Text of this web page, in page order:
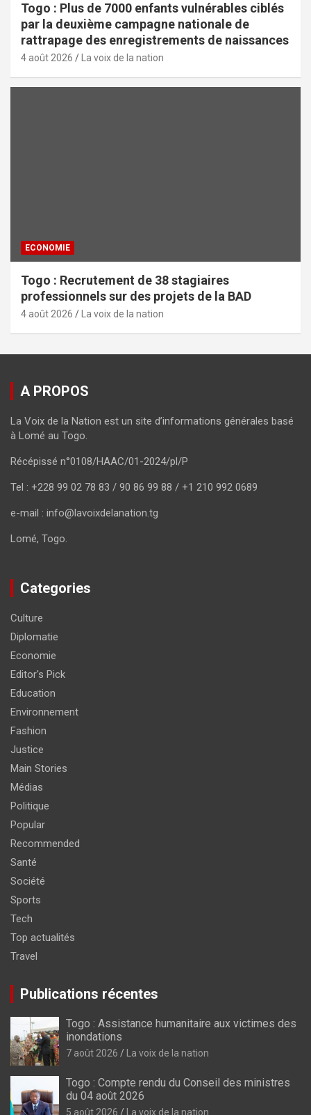
Togo : Plus de 7000 enfants vulnérables ciblés
par la deuxième campagne nationale de
rattrapage des enregistrements de naissances
4 août 2026 La voix de la nation
ECONOMIE
Togo : Recrutement de 38 stagiaires
professionnels sur des projets de la BAD
4 août 2026 La voix de la nation
A PROPOS
La Voix de la Nation est un site d’informations générales basé
à Lomé au Togo.
Récépissé n°0108/HAAC/01-2024/pl/P
Tel : +228 99 02 78 83 / 90 86 99 88 / +1 210 992 0689
e-mail : info@lavoixdelanation.tg
Lomé, Togo.
Categories
Culture
Diplomatie
Economie
Editor's Pick
Education
Environnement
Fashion
Justice
Main Stories
Médias
Politique
Popular
Recommended
Santé
Société
Sports
Tech
Top actualités
Travel
Publications récentes
Togo : Assistance humanitaire aux victimes des
inondations
7 août 2026 La voix de la nation
Togo : Compte rendu du Conseil des ministres
du 04 août 2026
5 août 2026 La voix de la nation